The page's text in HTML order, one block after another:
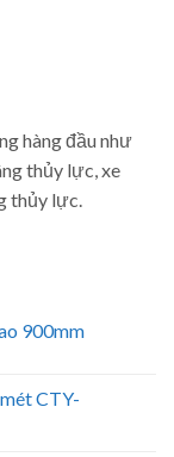
hàng đầu như
thủy lực, xe
thủy lực.
900mm
CTY-